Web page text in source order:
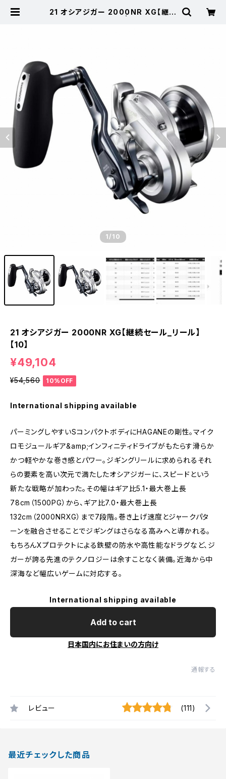
21 オシアジガー 2000NR XG【継続
1/10
21 オシアジガー 2000NR XG【継続セール_リール】
【10】
¥49,104
¥54,560 10%OFF
International shipping available
パーミングしやすいSコンパクトボディにHAGANEの剛性。マイク
ロモジュールギア&amp;インフィニティドライブがもたらす滑らか
かつ軽やかな巻き感とパワー。ジギングリールに求められるそれ
らの要素を高い次元で満たしたオシアジガーに、スピードという
新たな戦略が加わった。その幅はギア比5.1・最大巻上長
78cm（1500PG）から、ギア比7.0・最大巻上長
132cm（2000NRXG）まで7段階。巻き上げ速度とジャークパタ
ーンを融合させることでジギングはさらなる高みへと導かれる。
もちろんXプロテクトによる鉄壁の防水や高性能なドラグなど、ジ
ガーが誇る先進のテクノロジーは余すことなく装備。近海から中
深海など幅広いゲームに対応する。
International shipping available
Add to cart
日本国内にお住まいの方向け
通報する
レビュー (111)
最近チェックした商品